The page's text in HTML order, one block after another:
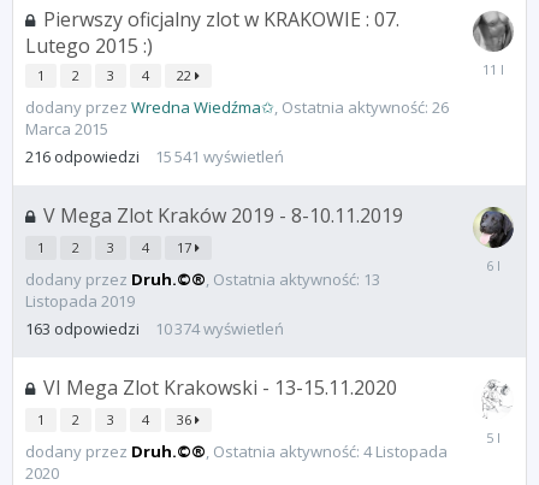
Pierwszy oficjalny zlot w KRAKOWIE : 07.
Lutego 2015 :)
1 2 3 4 22
dodany przez Wredna Wiedźma✩, Ostatnia aktywność: 26
Marca 2015
216 odpowiedzi 15 541 wyświetleń
26
V Mega Zlot Kraków 2019 - 8-10.11.2019
1 2 3 4 17
dodany przez Druh.©®, Ostatnia aktywność: 13
Listopada 2019
163 odpowiedzi 10 374wyświetleń
13
VI Mega Zlot Krakowski - 13-15.11.2020
1 2 3 4 36
dodany przez Druh.©®, Ostatnia aktywność: 4 Listopada
2020